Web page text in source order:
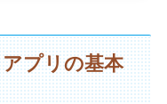
プリの基本